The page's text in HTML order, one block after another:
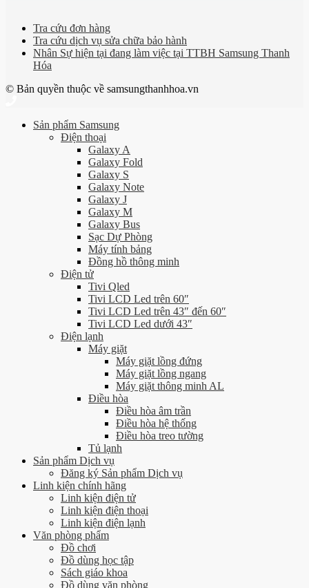
Tra cứu đơn hàng
Tra cứu dịch vụ sửa chữa bảo hành
Nhân Sự hiện tại đang làm việc tại TTBH Samsung Thanh
Hóa
© Bản quyền thuộc về samsungthanhhoa.vn
Sản phẩm Samsung
Điện thoại
Galaxy A
Galaxy Fold
Galaxy S
Galaxy Note
Galaxy J
Galaxy M
Galaxy Bus
Sạc Dự Phòng
Máy tính bảng
Đồng hồ thông minh
Điện tử
Tivi Qled
Tivi LCD Led trên 60″
Tivi LCD Led trên 43″ đến 60″
Tivi LCD Led dưới 43″
Điện lạnh
Máy giặt
Máy giặt lồng đứng
Máy giặt lồng ngang
Máy giặt thông minh AL
Điều hòa
Điều hòa âm trần
Điều hòa hệ thống
Điều hòa treo tường
Tủ lạnh
Sản phẩm Dịch vụ
Đăng ký Sản phẩm Dịch vụ
Linh kiện chính hãng
Linh kiện điện tử
Linh kiện điện thoại
Linh kiện điện lạnh
Văn phòng phẩm
Đồ chơi
Đồ dùng học tập
Sách giáo khoa
Đồ dùng văn phòng